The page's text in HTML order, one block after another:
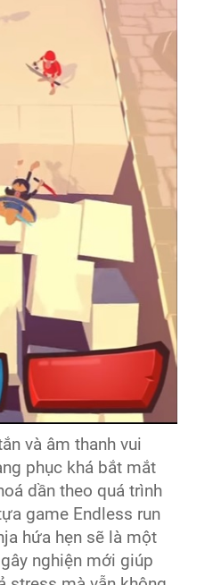
và âm thanh vui
phục khá bắt mắt
dần theo quá trình
game Endless run
hứa hẹn sẽ là một
nghiện mới giúp